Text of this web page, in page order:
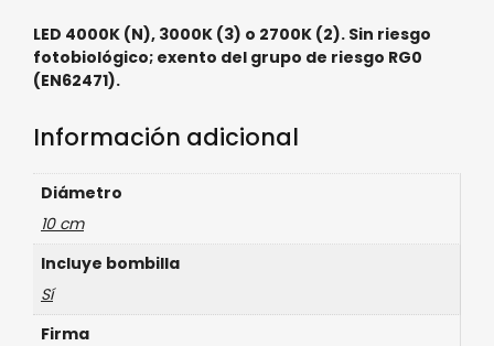
LED 4000K (N), 3000K (3) o 2700K (2). Sin riesgo
fotobiológico; exento del grupo de riesgo RG0
(EN62471).
Información adicional
Diámetro
10 cm
Incluye bombilla
Sí
Firma